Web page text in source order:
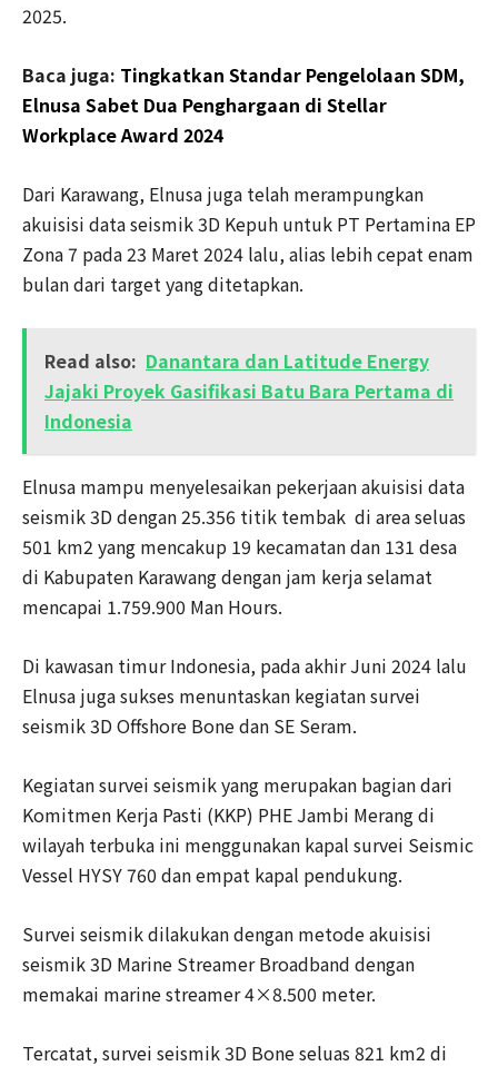
2025.
Baca juga: Tingkatkan Standar Pengelolaan SDM,
Elnusa Sabet Dua Penghargaan di Stellar
Workplace Award 2024
Dari Karawang, Elnusa juga telah merampungkan
akuisisi data seismik 3D Kepuh untuk PT Pertamina EP
Zona 7 pada 23 Maret 2024 lalu, alias lebih cepat enam
bulan dari target yang ditetapkan.
Read also: Danantara dan Latitude Energy
Jajaki Proyek Gasifikasi Batu Bara Pertama di
Indonesia
Elnusa mampu menyelesaikan pekerjaan akuisisi data
seismik 3D dengan 25.356 titik tembak di area seluas
501 km2 yang mencakup 19 kecamatan dan 131 desa
di Kabupaten Karawang dengan jam kerja selamat
mencapai 1.759.900 Man Hours.
Di kawasan timur Indonesia, pada akhir Juni 2024 lalu
Elnusa juga sukses menuntaskan kegiatan survei
seismik 3D Offshore Bone dan SE Seram.
Kegiatan survei seismik yang merupakan bagian dari
Komitmen Kerja Pasti (KKP) PHE Jambi Merang di
wilayah terbuka ini menggunakan kapal survei Seismic
Vessel HYSY 760 dan empat kapal pendukung.
Survei seismik dilakukan dengan metode akuisisi
seismik 3D Marine Streamer Broadband dengan
memakai marine streamer 4×8.500 meter.
Tercatat, survei seismik 3D Bone seluas 821 km2 di